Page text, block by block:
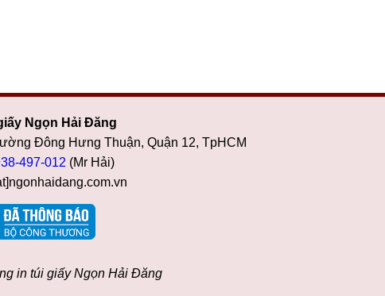
Ngọn Hải Đăng
Đông Hưng Thuận, Quận 12, TpHCM
497-012 (Mr Hải)
in túi giấy Ngọn Hải Đăng